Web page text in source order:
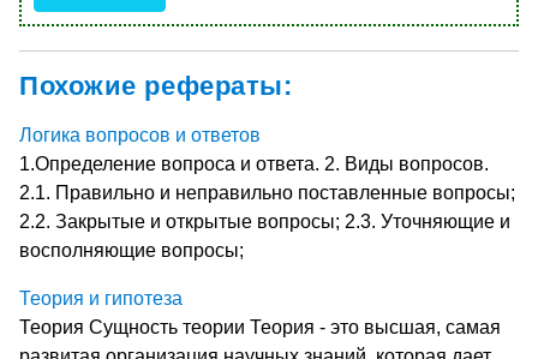
Похожие рефераты:
Логика вопросов и ответов
1.Определение вопроса и ответа. 2. Виды вопросов.
2.1. Правильно и неправильно поставленные вопросы;
2.2. Закрытые и открытые вопросы; 2.3. Уточняющие и
восполняющие вопросы;
Теория и гипотеза
Теория Сущность теории Теория - это высшая, самая